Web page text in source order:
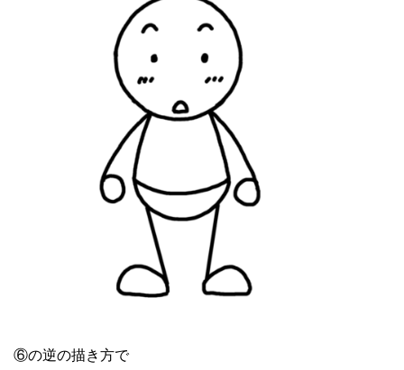
⑥の逆の描き方で